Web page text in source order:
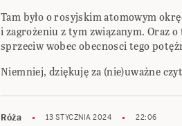
Tam było o rosyjskim atomowym
i zagrożeniu z tym związanym. Oraz
sprzeciw wobec obecnosci tego
Niemniej, dziękuję za (nie)uważne
Róża 13 STYCZNIA 2024 22:06